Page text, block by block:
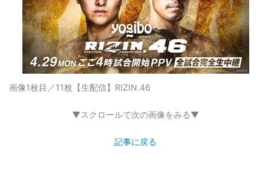
画像1枚目／11枚 【生配信】RIZIN.46
▼スクロールで次の画像をみる▼
記事に戻る